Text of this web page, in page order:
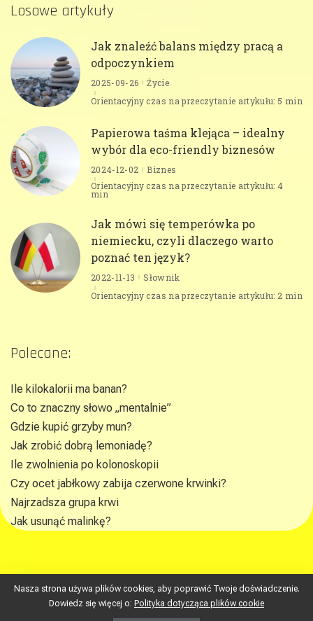
Losowe artykuły
Jak znaleźć balans między pracą a
odpoczynkiem
2025-09-26
Życie
Orientacyjny czas na przeczytanie artykułu: 5 min
Papierowa taśma klejąca – idealny
wybór dla eco-friendly biznesów
2024-12-02
Biznes
Orientacyjny czas na przeczytanie artykułu: 4
min
Jak mówi się temperówka po
niemiecku, czyli dlaczego warto
poznać ten język?
2022-11-13
Słownik
Orientacyjny czas na przeczytanie artykułu: 2 min
Polecane:
Ile kilokalorii ma banan?
Co to znaczny słowo „mentalnie”
Gdzie kupić grzyby mun?
Jak zrobić dobrą lemoniadę?
Ile zwolnienia po kolonoskopii
Czy ocet jabłkowy zabija czerwone krwinki?
Najrzadsza grupa krwi
Jak usunąć malinkę?
republikawiedzy.pl © gokin
Nasza strona używa plików cookies, aby poprawić Twoje doświadczenie.
Dowiedz się więcej o: Polityka dotycząca plików cookie